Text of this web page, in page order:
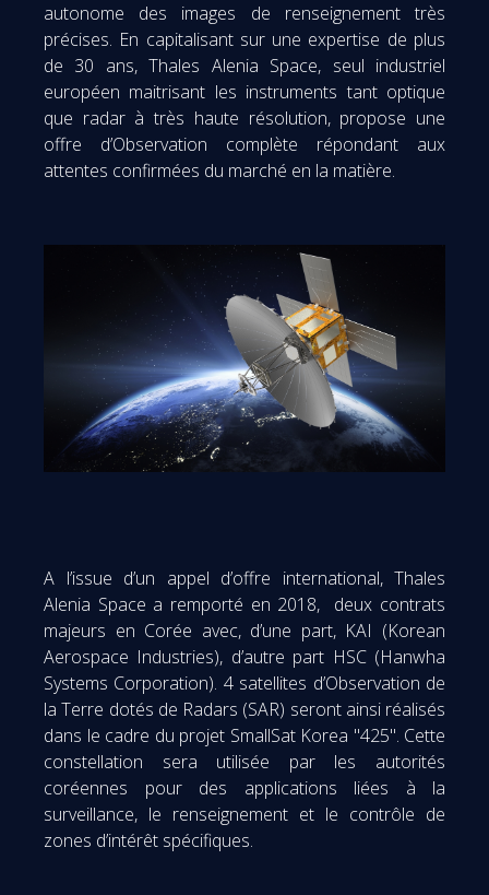
autonome des images de renseignement très
précises. En capitalisant sur une expertise de plus
de 30 ans, Thales Alenia Space, seul industriel
européen maitrisant les instruments tant optique
que radar à très haute résolution, propose une
offre d’Observation complète répondant aux
attentes confirmées du marché en la matière.
A l’issue d’un appel d’offre international, Thales
Alenia Space a remporté en 2018, deux contrats
majeurs en Corée avec, d’une part, KAI (Korean
Aerospace Industries), d’autre part HSC (Hanwha
Systems Corporation). 4 satellites d’Observation de
la Terre dotés de Radars (SAR) seront ainsi réalisés
dans le cadre du projet SmallSat Korea "425". Cette
constellation sera utilisée par les autorités
coréennes pour des applications liées à la
surveillance, le renseignement et le contrôle de
zones d’intérêt spécifiques.